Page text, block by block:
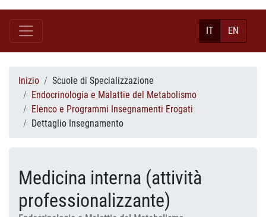
IT EN
Inizio
Scuole di Specializzazione
Endocrinologia e Malattie del Metabolismo
Elenco e Programmi Insegnamenti Erogati
Dettaglio Insegnamento
Medicina interna (attività
professionalizzante)